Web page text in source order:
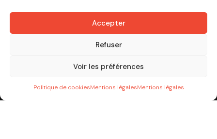
Accepter
Refuser
Voir les préférences
Politique de cookiesMentions légalesMentions légales
LEXONE PARIS (Auteuil)
+33.1.71.18.28.68